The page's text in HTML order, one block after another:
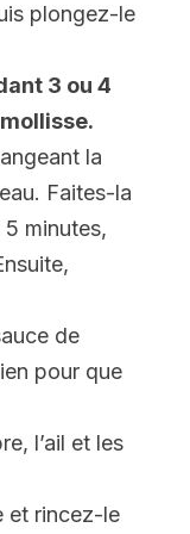
plongez-le
3 ou 4
la
Faites-la
minutes,
de
pour que
l’ail et les
et rincez-le